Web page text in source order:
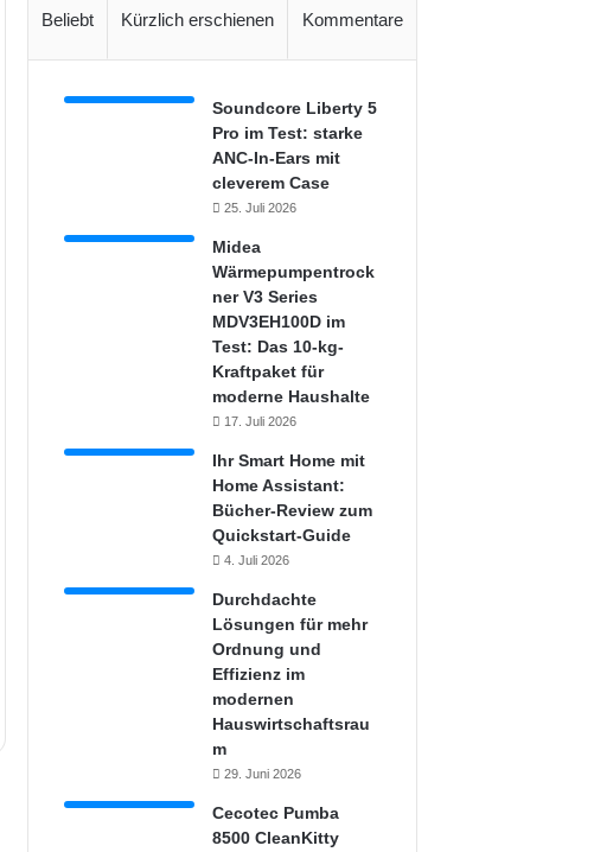
Beliebt Kürzlich erschienen Kommentare
Soundcore Liberty 5
Pro im Test: starke
ANC-In-Ears mit
cleverem Case
25. Juli 2026
Midea
Wärmepumpentrock
ner V3 Series
MDV3EH100D im
Test: Das 10-kg-
Kraftpaket für
moderne Haushalte
17. Juli 2026
Ihr Smart Home mit
Home Assistant:
Bücher-Review zum
Quickstart-Guide
4. Juli 2026
Durchdachte
Lösungen für mehr
Ordnung und
Effizienz im
modernen
Hauswirtschaftsrau
m
29. Juni 2026
Cecotec Pumba
8500 CleanKitty